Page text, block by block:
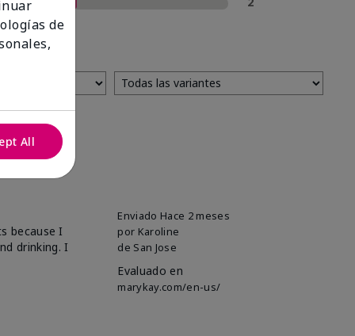
Enviado Hace 2 meses
por Karoline
de San Jose
Evaluado en
marykay.com/en-us/
because I
drinking. I
de
All